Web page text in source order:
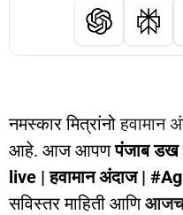
नमस्कार मित्रांनोहवामान
आहे. आज आपणपंजाब डख
live | हवामान अंदाज |
सविस्तर माहिती आणि